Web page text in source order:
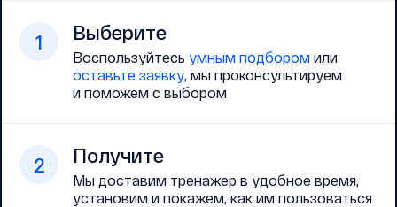
1 Выберите
Воспользуйтесь умным подбором или
оставьте заявку, мы проконсультируем
и поможем с выбором
2 Получите
Мы доставим тренажер в удобное время,
установим и покажем, как им пользоваться